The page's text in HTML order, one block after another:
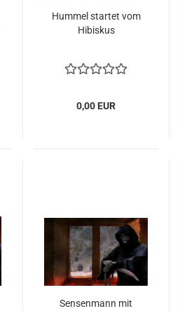
Hummel startet vom
Hibiskus
0,00 EUR
Sensenmann mit